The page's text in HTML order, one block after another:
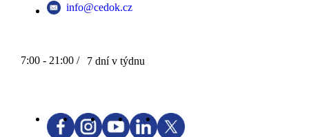
info@cedok.cz
7:00 - 21:00 / 7 dní v týdnu